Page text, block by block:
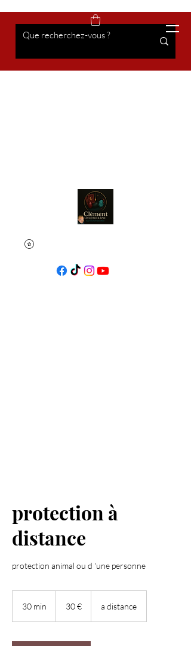
protection à
distance
protection animal ou d 'une personne
30 min
i
30 € a distance